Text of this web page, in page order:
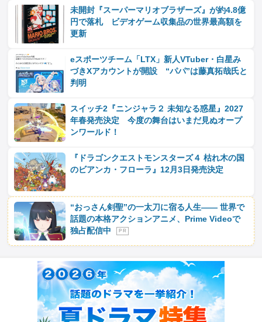
未開封『スーパーマリオブラザーズ』が約4.8億
円で落札 ビデオゲーム収集品の世界最高額を
更新
eスポーツチーム「LTX」新人VTuber・白星み
づきXアカウントが開設 “パパ”は藤真拓哉氏と
判明
スイッチ2『ニンジャラ２ 未知なる惑星』2027
年春発売決定 今度の舞台はいまだ見ぬオープ
ンワールド！
『ドラゴンクエストモンスターズ４ 枯れ木の国
のビアンカ・フローラ』12月3日発売決定
“おっさん剣聖”の一太刀に宿る人生―― 世界で
話題の本格アクションアニメ、Prime Videoで
独占配信中
P R